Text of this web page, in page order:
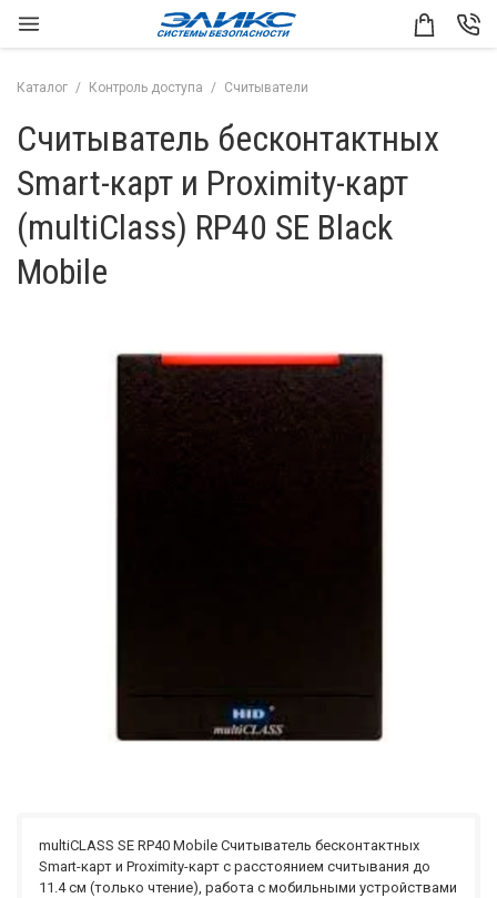
Каталог Контроль доступа Считыватели
Считыватель бесконтактных
Smart-карт и Proximity-карт
(multiClass) RP40 SE Black
Mobile
multiCLASS SE RP40 Mobile Считыватель бесконтактных
Smart-карт и Proximity-карт с расстоянием считывания до
11.4 см (только чтение), работа с мобильными устройствами